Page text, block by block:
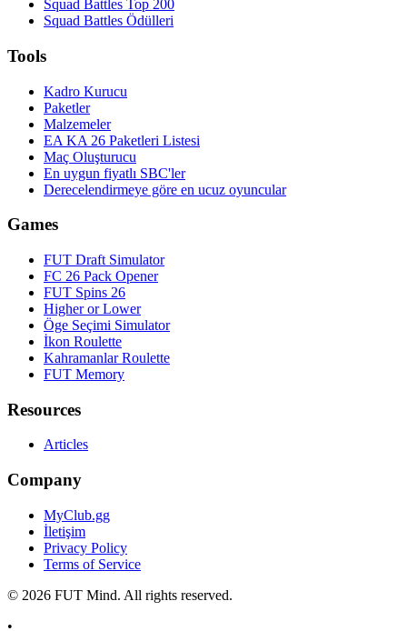
Squad Battles Top 200
Squad Battles Ödülleri
Tools
Kadro Kurucu
Paketler
Malzemeler
EA KA 26 Paketleri Listesi
Maç Oluşturucu
En uygun fiyatlı SBC'ler
Derecelendirmeye göre en ucuz oyuncular
Games
FUT Draft Simulator
FC 26 Pack Opener
FUT Spins 26
Higher or Lower
Öge Seçimi Simulator
İkon Roulette
Kahramanlar Roulette
FUT Memory
Resources
Articles
Company
MyClub.gg
İletişim
Privacy Policy
Terms of Service
© 2026 FUT Mind. All rights reserved.
•